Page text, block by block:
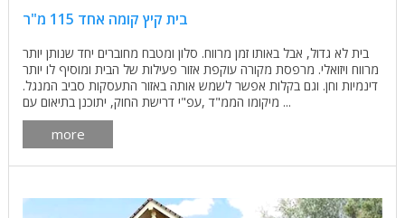
בית קיץ קומה אחד 115 מ"ר
בית לא גדול, אבל באותו זמן מרווח. סלון ומטבח מחוברים יחד שנותן יותר
מרווח ויזואלי. מרפסת מקורה עוקפת אזור פעילות של הבית ומוסיף לו יותר
דינמיות וחן. וגם בקלות אפשר לשמש אותה באזור התעסקות סביב המנגל.
מיקומו הממ"ד ,עפ"י דרישת החוק, יתוכנן בתיאום עם ...
more